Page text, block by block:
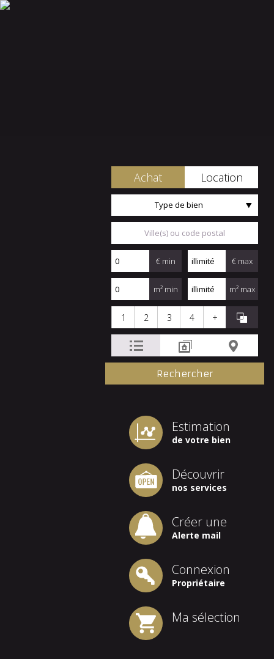
Achat Location
Type de bien
€ min € max
m² min m² max
1 2 3 4 +
Estimation
de votre bien
Découvrir
nos services
Créer une
Alerte mail
Connexion
Propriétaire
Ma sélection